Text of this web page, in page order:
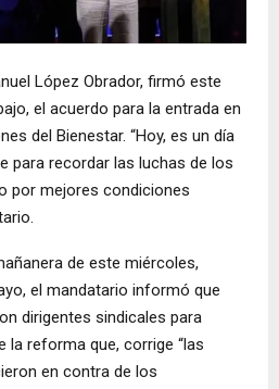
López Obrador, firmó este
el acuerdo para la entrada en
del Bienestar. “Hoy, es un día
para recordar las luchas de los
por mejores condiciones
de este miércoles,
el mandatario informó que
dirigentes sindicales para
la reforma que, corrige “las
en contra de los